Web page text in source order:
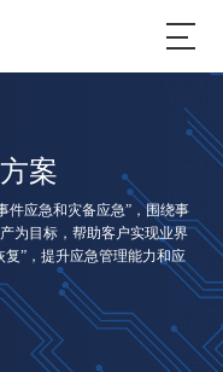
案
件应急和灾备应急”，围绕事
为目标，帮助客户实现业界
复”，提升应急管理能力和应